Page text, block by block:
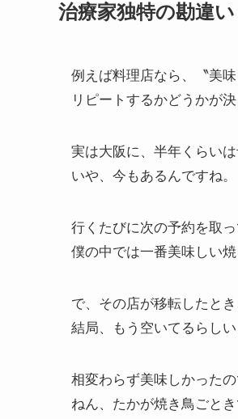
治療家独特の勘違い
例えば料理店なら、〝美
リピートするかどうかが決
実は大阪に、半年くらい
いや、今もあるんですね。
行くたびに次の予約を取
僕の中では一番美味しい
で、その店が移転したと
結局、もう空いてるらし
相変わらず美味しかった
ねん、たかが焼き鳥ごと